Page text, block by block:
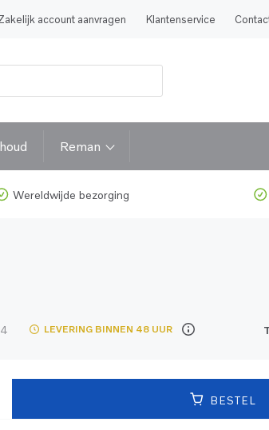
account aanvragen Klantenservice
Reman
Wereldwijde bezorging
LEVERING BINNEN 48 UUR
BESTEL